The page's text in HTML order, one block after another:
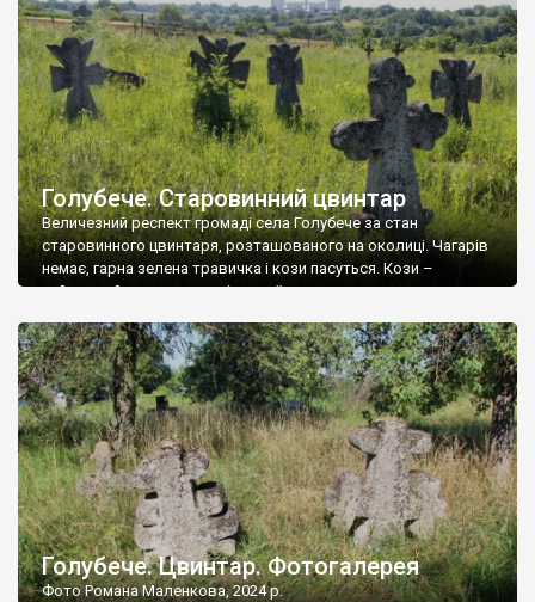
Голубече. Старовинний цвинтар
Величезний респект громаді села Голубече за стан
старовинного цвинтаря, розташованого на околиці. Чагарів
немає, гарна зелена травичка і кози пасуться. Кози –
найкращий регулятор шкідливої, для старих кладовищ,
бруньками, кози ті бруньки обгризають, бо то улюблений
делікатес. На цвинтарі у Голубечому ціла колекція
різноманітних форм хрестів. Село відносно невелике, […]
Голубече. Цвинтар. Фотогалерея
Фото Романа Маленкова, 2024 р.